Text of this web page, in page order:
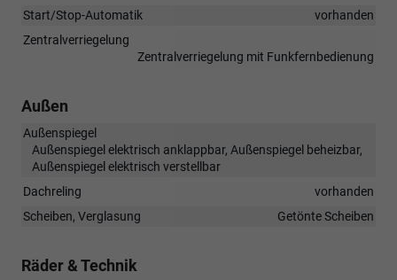
Start/Stop-Automatik
vorhanden
Zentralverriegelung
Zentralverriegelung mit Funkfernbedienung
Außen
Außenspiegel
Außenspiegel elektrisch anklappbar, Außenspiegel beheizbar,
Außenspiegel elektrisch verstellbar
Dachreling
vorhanden
Scheiben, Verglasung
Getönte Scheiben
Räder & Technik